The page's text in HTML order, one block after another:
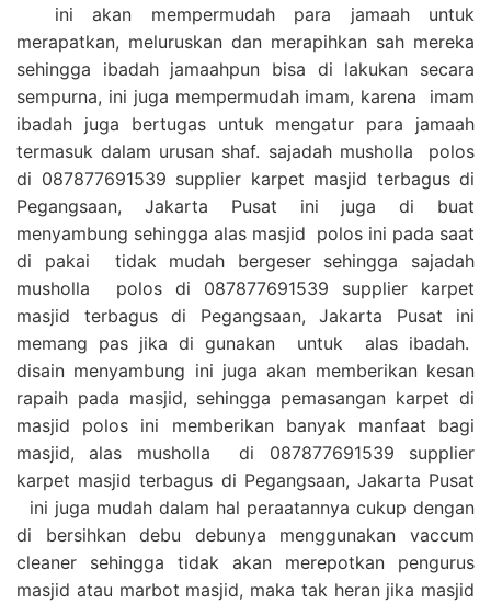
ini akan mempermudah para jamaah untuk
merapatkan, meluruskan dan merapihkan sah mereka
sehingga ibadah jamaahpun bisa di lakukan secara
sempurna, ini juga mempermudah imam, karena imam
ibadah juga bertugas untuk mengatur para jamaah
termasuk dalam urusan shaf. sajadah musholla polos
di 087877691539 supplier karpet masjid terbagus di
Pegangsaan, Jakarta Pusat ini juga di buat
menyambung sehingga alas masjid polos ini pada saat
di pakai tidak mudah bergeser sehingga sajadah
musholla polos di 087877691539 supplier karpet
masjid terbagus di Pegangsaan, Jakarta Pusat ini
memang pas jika di gunakan untuk alas ibadah.
disain menyambung ini juga akan memberikan kesan
rapaih pada masjid, sehingga pemasangan karpet di
masjid polos ini memberikan banyak manfaat bagi
masjid, alas musholla di 087877691539 supplier
karpet masjid terbagus di Pegangsaan, Jakarta Pusat
ini juga mudah dalam hal peraatannya cukup dengan
di bersihkan debu debunya menggunakan vaccum
cleaner sehingga tidak akan merepotkan pengurus
masjid atau marbot masjid, maka tak heran jika masjid